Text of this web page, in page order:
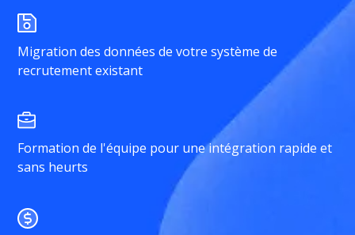
Migration des données de votre système de
recrutement existant
Formation de l'équipe pour une intégration rapide et
sans heurts